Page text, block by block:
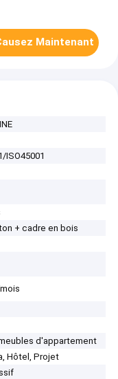
POUR
Maintenant
ISO45001
+ cadre en bois
d'appartement
Hôtel, Projet